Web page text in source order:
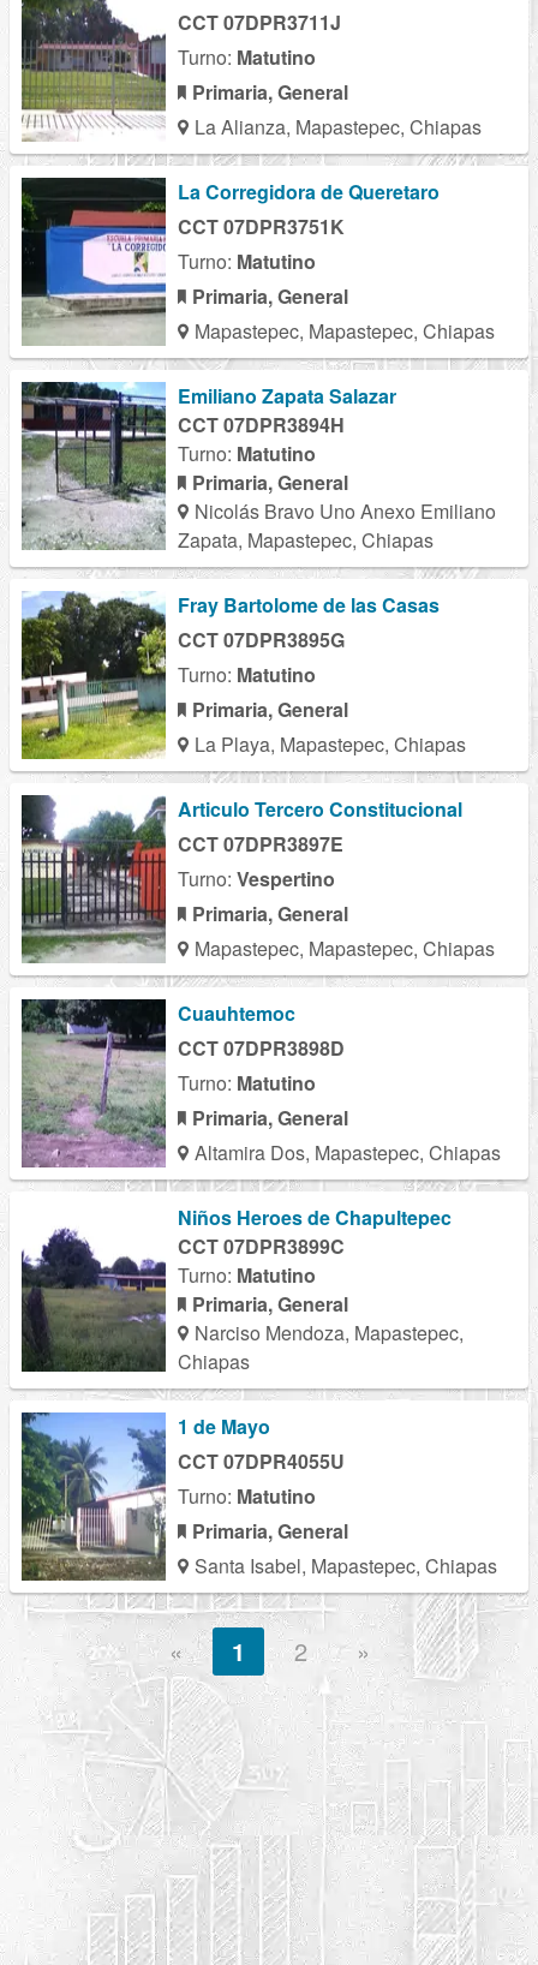
CCT 07DPR3711J
Turno: Matutino
Primaria, General
La Alianza, Mapastepec, Chiapas
La Corregidora de Queretaro
CCT 07DPR3751K
Turno: Matutino
Primaria, General
Mapastepec, Mapastepec, Chiapas
Emiliano Zapata Salazar
CCT 07DPR3894H
Turno: Matutino
Primaria, General
Nicolás Bravo Uno Anexo Emiliano
Zapata, Mapastepec, Chiapas
Fray Bartolome de las Casas
CCT 07DPR3895G
Turno: Matutino
Primaria, General
La Playa, Mapastepec, Chiapas
Articulo Tercero Constitucional
CCT 07DPR3897E
Turno: Vespertino
Primaria, General
Mapastepec, Mapastepec, Chiapas
Cuauhtemoc
CCT 07DPR3898D
Turno: Matutino
Primaria, General
Altamira Dos, Mapastepec, Chiapas
Niños Heroes de Chapultepec
CCT 07DPR3899C
Turno: Matutino
Primaria, General
Narciso Mendoza, Mapastepec,
Chiapas
1 de Mayo
CCT 07DPR4055U
Turno: Matutino
Primaria, General
Santa Isabel, Mapastepec, Chiapas
« 1 2 »